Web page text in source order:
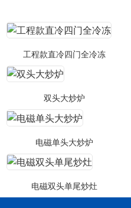
工程款直冷四门全冷冻
双头大炒炉
电磁单头大炒炉
电磁双头单尾炒灶